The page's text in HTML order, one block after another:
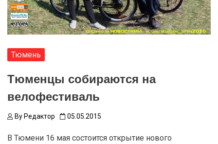
Тюмень
Тюменцы собираются на
велофестиваль
By Редактор 05.05.2015
В Тюмени 16 мая состоится открытие нового